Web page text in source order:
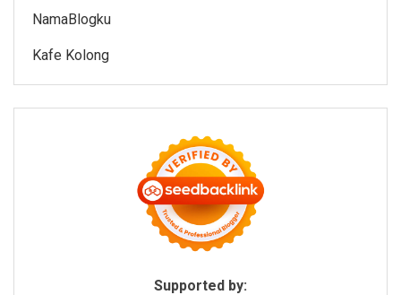
NamaBlogku
Kafe Kolong
Supported by: